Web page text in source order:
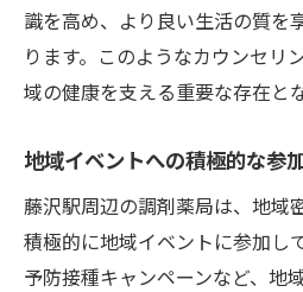
識を高め、より良い生活の質を
ります。このようなカウンセリ
域の健康を支える重要な存在と
地域イベントへの積極的な参
藤沢駅周辺の調剤薬局は、地域
積極的に地域イベントに参加し
予防接種キャンペーンなど、地